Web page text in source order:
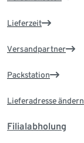
Lieferzeit
Versandpartner
Packstation
Lieferadresse ändern
Filialabholung